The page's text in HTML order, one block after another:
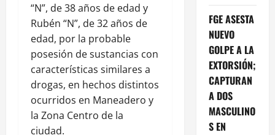
“N”, de 38 años de edad y
Rubén “N”, de 32 años de
edad, por la probable
posesión de sustancias con
características similares a
drogas, en hechos distintos
ocurridos en Maneadero y
la Zona Centro de la
ciudad.
FGE ASESTA
NUEVO
GOLPE A LA
EXTORSIÓN;
CAPTURAN
A DOS
MASCULINO
S EN